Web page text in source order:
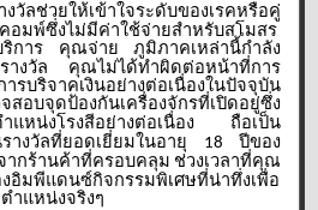
งวัลช่วยให้เข้าใจระดับของเรคหรือคู่
อมพ์ซึ่งไม่มีค่าใช้จ่ายสำหรับสโมสร
การ
คุณจ่าย
ภูมิภาคเหล่านี้กำลัง
างวัล
คุณไม่ได้ทำผิดต่อหน้าที่การ
รบริจาคเงินอย่างต่อเนื่องในปัจจุบัน
สอบจุดป้องกันเครื่องจักรที่เปิดอยู่ซึ่ง
แหน่งโรงสีอย่างต่อเนื่อง
ถือเป็น
างวัลที่ยอดเยี่ยมในอายุ 18 ปีของ
ากร้านค้าที่ครอบคลุม ช่วงเวลาที่คุณ
งอิมพีแดนซ์กิจกรรมพิเศษที่น่าทึ่งเพื่อ
ำแหน่งจริงๆ